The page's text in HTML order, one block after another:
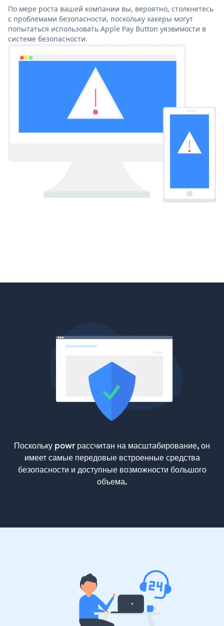
По мере роста вашей компании вы, вероятно, столкнетесь
с проблемами безопасности, поскольку хакеры могут
попытаться использовать Apple Pay Button уязвимости в
системе безопасности.
Поскольку powr рассчитан на масштабирование, он
имеет самые передовые встроенные средства
безопасности и доступные возможности большого
объема.